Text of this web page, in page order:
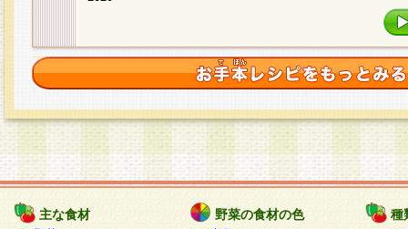
主な食材 野菜の食材の色 種